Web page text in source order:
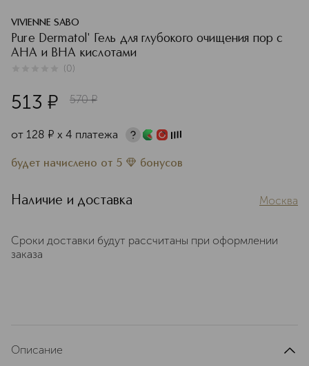
VIVIENNE SABO
Pure Dermatol' Гель для глубокого очищения пор с
АНА и ВНА кислотами
(0)
513 ¤ 570 ¤
от 128 ¤ х 4 платежа
будет начислено от 5 бонусов
Наличие и доставка Москва
Сроки доставки будут рассчитаны при оформлении
заказа
Описание